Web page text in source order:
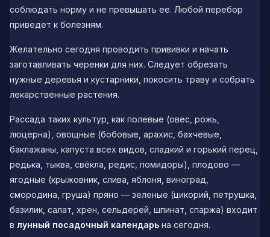
соблюдать норму и не превышать ее. Любой перебор
приведет к болезням.
Желательно сегодня проводить прививки и начать
заготавливать черенки для них. Следует обрезать
нужные деревья и кустарники, покосить траву и собрать
лекарственные растения.
Рассада таких культур, как полевые (овес, рожь,
люцерна), овощные (бобовые, арахис, бахчевые,
баклажаны, капуста всех видов, сладкий и горький перец,
редька, тыква, свёкла, редис, помидоры), плодово —
ягодные (крыжовник, слива, яблоня, виноград,
смородина, груша) пряно — зеленые (цикорий, петрушка,
базилик, салат, хрен, сельдерей, шпинат, спаржа) входит
в лунный посадочный календарь на сегодня.